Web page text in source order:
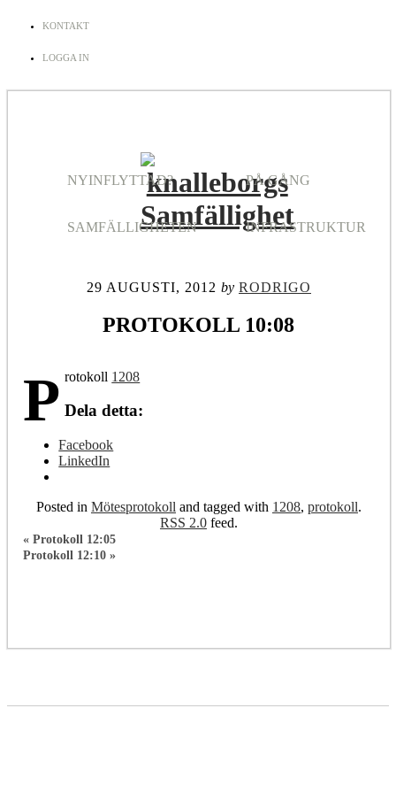
KONTAKT
LOGGA IN
NYINFLYTTAD?
SAMFÄLLIGHETEN
PÅ GÅNG
INFRASTRUKTUR
29 AUGUSTI, 2012 by RODRIGO
PROTOKOLL 10:08
P rotokoll 1208
Dela detta:
Facebook
LinkedIn
Posted in Mötesprotokoll and tagged with 1208, protokoll.
RSS 2.0feed.
« Protokoll 12:05
Protokoll 12:10 »